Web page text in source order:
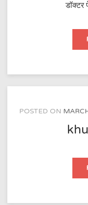
डॉक्टर
POSTED ON